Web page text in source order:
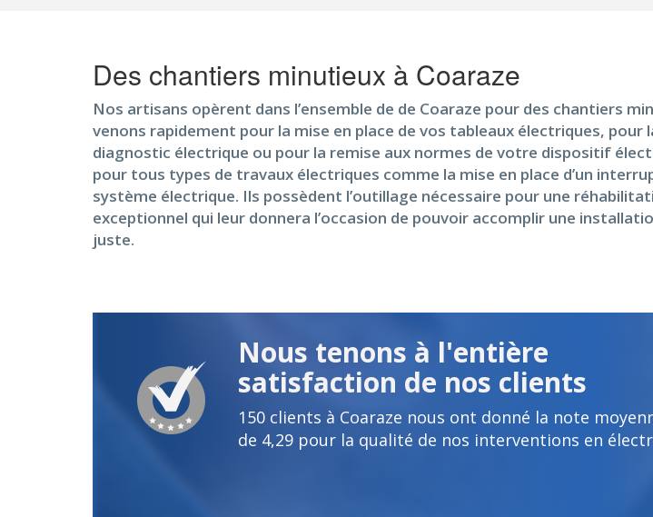
Des chantiers minutieux à Coaraze
Nos artisans opèrent dans l’ensemble de de Coaraze pour des chantiers
venons rapidement pour la mise en place de vos tableaux électriques,
diagnostic électrique ou pour la remise aux normes de votre dispositif
pour tous types de travaux électriques comme la mise en place d’un
système électrique. Ils possèdent l’outillage nécessaire pour une
exceptionnel qui leur donnera l’occasion de pouvoir accomplir une
juste.
Nous tenons à l'entière
satisfaction de nos clients
150 clients à Coaraze nous ont donné la note
de 4,29 pour la qualité de nos interventions en